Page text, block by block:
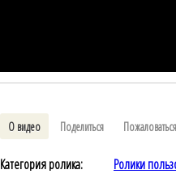
О видео Поделиться Пожаловаться
Категория ролика: Ролики